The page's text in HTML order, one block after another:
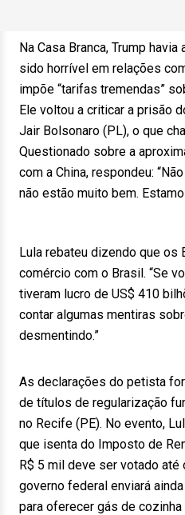
Na Casa Branca, Trump
sido horrível em relações
impõe “tarifas tremendas”
Ele voltou a criticar a prisão
Jair Bolsonaro (PL), o que
Questionado sobre a
com a China, respondeu:
não estão muito bem.
Lula rebateu dizendo que os
comércio com o Brasil. “Se
tiveram lucro de US$ 410
contar algumas mentiras
desmentindo.”
As declarações do petista
de títulos de regularização
no Recife (PE). No evento,
que isenta do Imposto de
R$ 5 mil deve ser votado até
governo federal enviará
para oferecer gás de